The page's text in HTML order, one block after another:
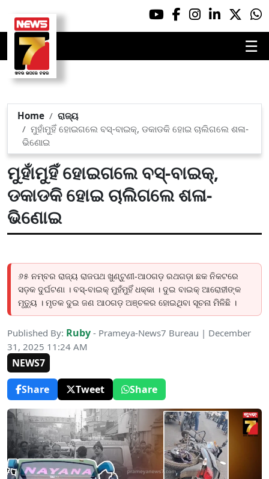
☰
Home
ରାଜ୍ୟ
ମୁହାଁମୁହିଁ ହୋଇଗଲେ ବସ୍-ବାଇକ୍, ଡକାଡକି ହୋଇ ଚାଲିଗଲେ ଶଳା-
ଭିଣୋଇ
ମୁହାଁମୁହିଁ ହୋଇଗଲେ ବସ୍-ବାଇକ୍,
ଡକାଡକି ହୋଇ ଚାଲିଗଲେ ଶଳା-
ଭିଣୋଇ
୬୫ ନମ୍ବର ରାଜ୍ୟ ରାଜପଥ ଖୁଣ୍ଟୁଣୀ-ଆଠଗଡ଼ ରଥଗଡ଼ା ଛକ ନିକଟରେ
ସଡ଼କ ଦୁର୍ଘଟଣା । ବସ୍-ବାଇକ୍ ମୁହଁମୁହିଁ ଧକ୍କା । ଦୁଇ ବାଇକ୍ ଆରୋହୀଙ୍କ
ମୃତ୍ୟୁ । ମୃତକ ଦୁଇ ଜଣ ଆଠଗଡ଼ ଅଞ୍ଚଳର ହୋଇଥିବା ସୂଚନା ମିଳିଛି ।
Published By: Ruby - Prameya-News7 Bureau | December
31, 2025 11:24 AM
NEWS7
Share
Tweet Share